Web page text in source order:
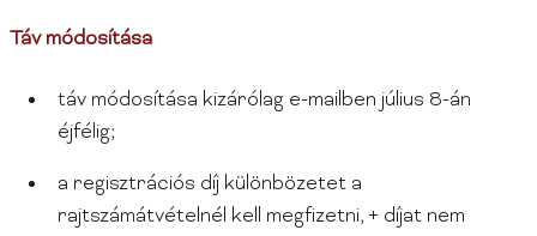
Táv módosítása
táv módosítása kizárólag e-mailben július 8-án
éjfélig;
a regisztrációs díj különbözetet a
rajtszámátvételnél kell megfizetni, + díjat nem